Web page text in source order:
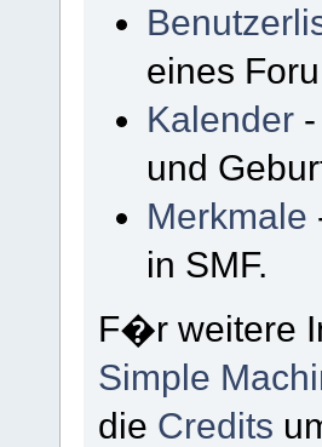
eines
Kalender
und
Merkmale
in SMF.
F�r weitere
Simple
die Credits